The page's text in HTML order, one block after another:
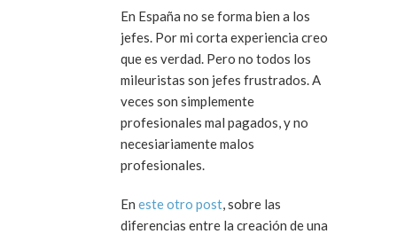
En España no se forma bien a los
jefes. Por mi corta experiencia creo
que es verdad. Pero no todos los
mileuristas son jefes frustrados. A
veces son simplemente
profesionales mal pagados, y no
necesiariamente malos
profesionales.
En este otro post, sobre las
diferencias entre la creación de una